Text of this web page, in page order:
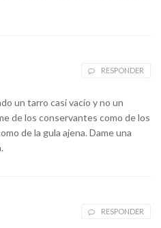
RESPONDER
un tarro casi vacío y no un
de los conservantes como de los
de la gula ajena. Dame una
RESPONDER